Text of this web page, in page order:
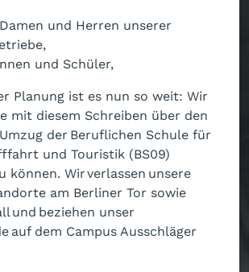
und Herren unserer
und Schüler,
Planung ist es nun so weit: Wir
mit diesem Schreiben über den
der Beruflichen Schule für
und Touristik (BS09)
können. Wir verlassen unsere
am Berliner Tor sowie
und beziehen unser
auf dem Campus Ausschläger